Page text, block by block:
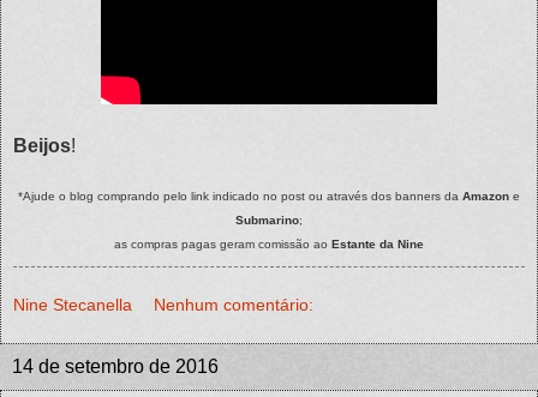
Beijos!
*Ajude o blog comprando pelo link indicado no post ou através dos banners da Amazon e
Submarino;
as compras pagas geram comissão ao Estante da Nine
Nine Stecanella Nenhum comentário:
14 de setembro de 2016